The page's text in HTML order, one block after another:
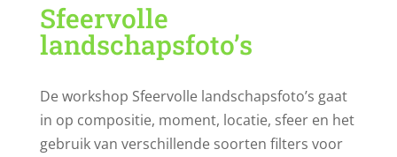
Sfeervolle
landschapsfoto’s
De workshop Sfeervolle landschapsfoto’s gaat
in op compositie, moment, locatie, sfeer en het
gebruik van verschillende soorten filters voor